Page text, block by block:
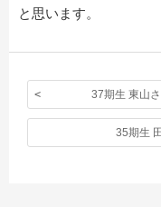
と思います。
37期生 東山
35期生